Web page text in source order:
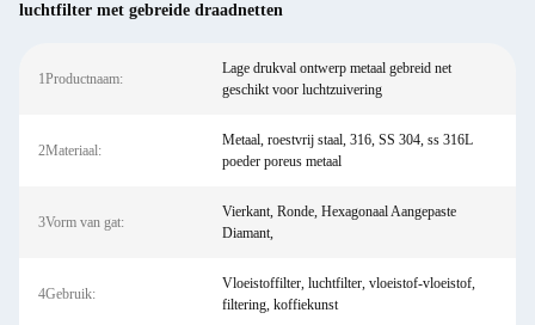
luchtfilter met gebreide draadnetten
1Productnaam:
Lage drukval ontwerp metaal gebreid net
geschikt voor luchtzuivering
2Materiaal:
Metaal, roestvrij staal, 316, SS 304, ss 316L
poeder poreus metaal
3Vorm van gat:
Vierkant, Ronde, Hexagonaal Aangepaste
Diamant,
4Gebruik:
Vloeistoffilter, luchtfilter, vloeistof-vloeistof,
filtering, koffiekunst